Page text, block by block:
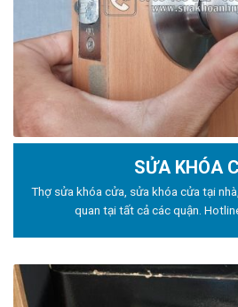
SỬA KHÓA
Thợ sửa khóa cửa, sửa khóa cửa tại
quan tại tất cả các quận.